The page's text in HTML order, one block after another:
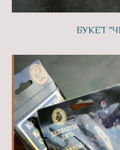
БУКЕТ